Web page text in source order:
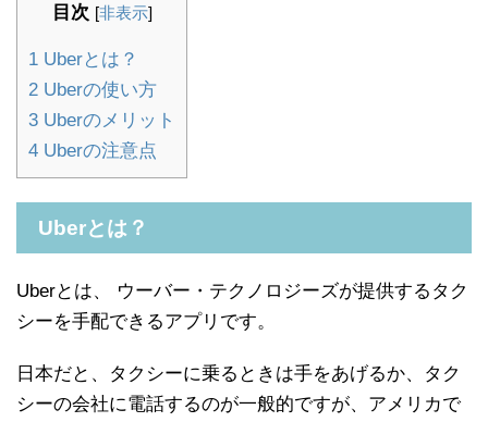
目次 [非表示]
1 Uberとは？
2 Uberの使い方
3 Uberのメリット
4 Uberの注意点
Uberとは？
Uberとは、 ウーバー・テクノロジーズが提供するタク
シーを手配できるアプリです。
日本だと、タクシーに乗るときは手をあげるか、タク
シーの会社に電話するのが一般的ですが、アメリカで